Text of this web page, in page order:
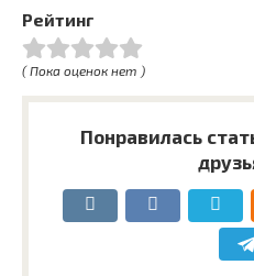
Рейтинг
( Пока оценок нет )
Понравилась